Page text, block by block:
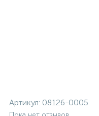
Артикул: 08126-0005